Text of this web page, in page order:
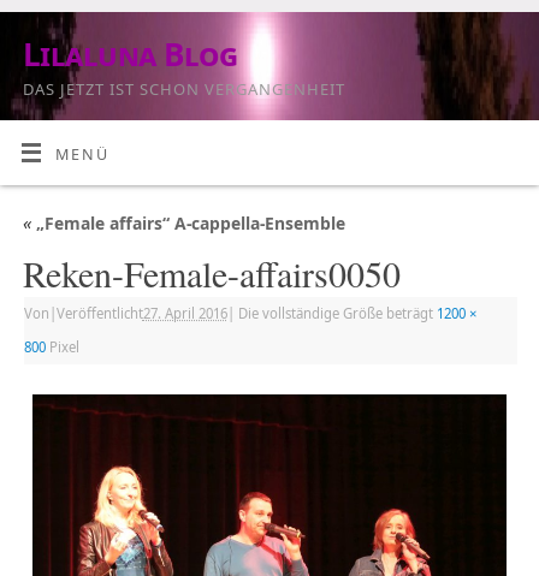
Lilaluna Blog
DAS JETZT IST SCHON VERGANGENHEIT
MENÜ
«„Female affairs“ A-cappella-Ensemble
Reken-Female-affairs0050
Von Veröffentlicht27. April 2016| Die vollständige Größe beträgt 1200 ×
800Pixel